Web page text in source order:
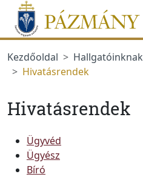
Ugrás a menüre
Ugrás a tartalomra
Kezdőoldal
Hallgatóinknak
Hivatásrendek
Hivatásrendek
Ügyvéd
Ügyész
Bíró